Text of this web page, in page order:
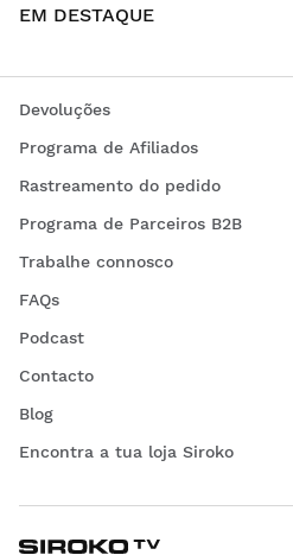
EM DESTAQUE
Devoluções
Programa de Afiliados
Rastreamento do pedido
Programa de Parceiros B2B
Trabalhe connosco
FAQs
Podcast
Contacto
Blog
Encontra a tua loja Siroko